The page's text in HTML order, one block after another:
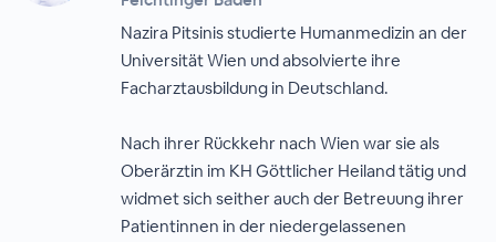
Nazira Pitsinis studierte Humanmedizin an der
Universität Wien und absolvierte ihre
Facharztausbildung in Deutschland.
Nach ihrer Rückkehr nach Wien war sie als
Oberärztin im KH Göttlicher Heiland tätig und
widmet sich seither auch der Betreuung ihrer
Patientinnen in der niedergelassenen